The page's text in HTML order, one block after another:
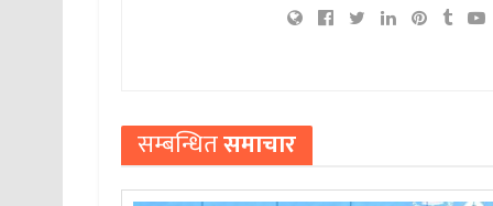
सम्बन्धितसमाचार